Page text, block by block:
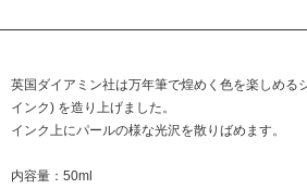
英国ダイアミン社は万年筆で煌めく色を楽しめる
インク) を造り上げました。
インク上にパールの様な光沢を散りばめます。
内容量：50ml